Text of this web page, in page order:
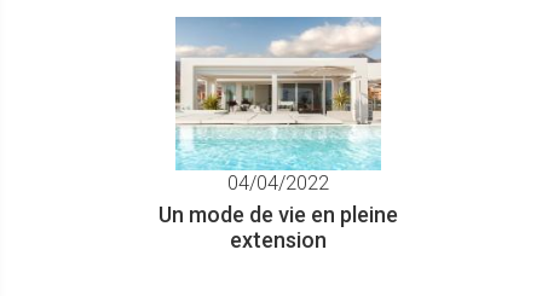
04/04/2022
Un mode de vie en pleine
extension